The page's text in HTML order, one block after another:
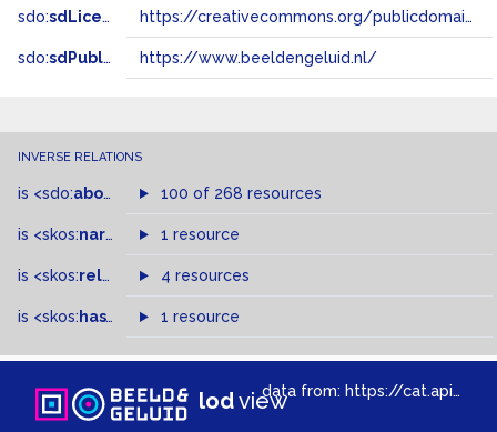
sdo:sdLicense https://creativecommons.org/publicdomain/zero/1.0/
sdo:sdPublisher https://www.beeldengeluid.nl/
INVERSE RELATIONS
is <sdo:about of 100 of 268 resources
is <skos:narrowMatch >of
1 resource
is <skos:related > of4 resources
is <skos: hasTopConcept >of
1 resource
lodviewdata from: https://cat.apis.beeldengeluid.nl/sparql